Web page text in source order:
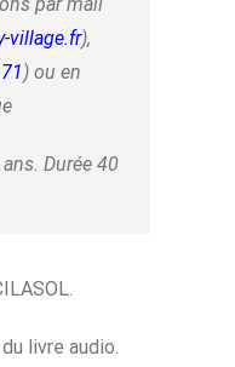
par mail
village.fr),
) ou en
Durée 40
livre audio.